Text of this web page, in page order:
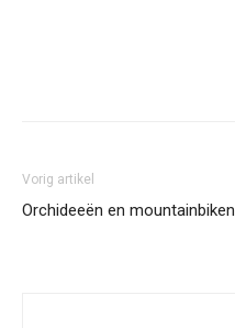
Vorig artikel
Orchideeën en mountainbiken